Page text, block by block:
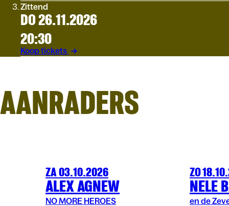
Zittend
DO 26.11.2026
20:30
Koop tickets
AANRADERS
COMEDYARENBERG
ZA 03.10.2026
ALEX AGNEW
NO MORE HEROES
COMEDY
ZO
NELE
en de